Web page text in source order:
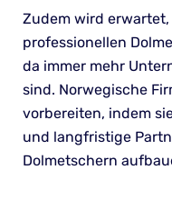
Zudem wird
professionellen
da immer mehr
sind. Norwegische
vorbereiten, indem
und langfristige
Dolmetschern